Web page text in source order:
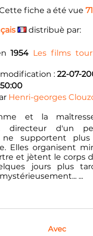
fiche a été vue
distribuè par:
1954 Les films
: 22-07-
Henri-georges
et la
directeur d'un
ne supportent
Elles organisent
et jètent le corps
jours plus
...
Avec